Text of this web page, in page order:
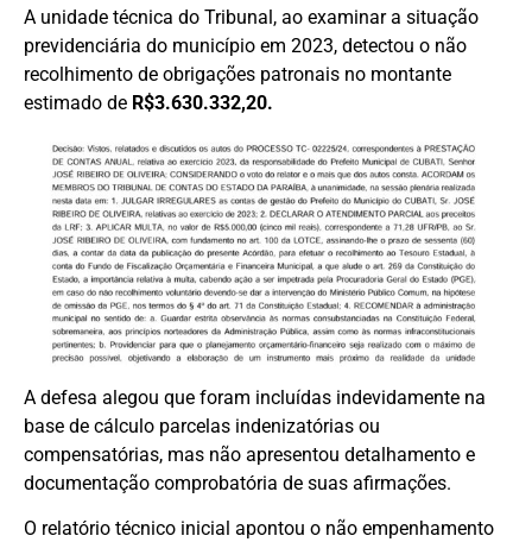
A unidade técnica do Tribunal, ao examinar a situação
previdenciária do município em 2023, detectou o não
recolhimento de obrigações patronais no montante
estimado de R$3.630.332,20.
A defesa alegou que foram incluídas indevidamente na
base de cálculo parcelas indenizatórias ou
compensatórias, mas não apresentou detalhamento e
documentação comprobatória de suas afirmações.
O relatório técnico inicial apontou o não empenhamento